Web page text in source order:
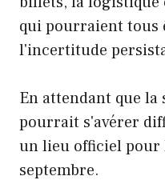
qui pourraient tous
l'incertitude
En attendant que
pourrait s'avérer
un lieu officiel pour
septembre.